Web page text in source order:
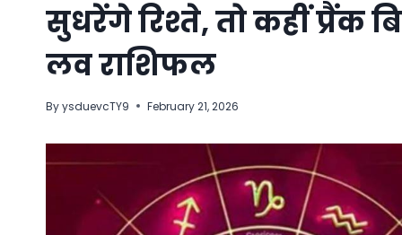
सुधरेंगे रिश्ते, तो कहीं
लव राशिफल
ByysduevcTY9 February 21, 2026